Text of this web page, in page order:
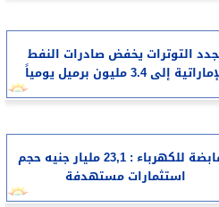
التوترات يخفض صادرات النفط
إلى 3.4 مليون برميل يومياً
القابضة للكهرباء : 23,1 مليار جنيه حجم
استثمارات مستهدفة